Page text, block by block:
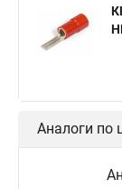
Аналоги по